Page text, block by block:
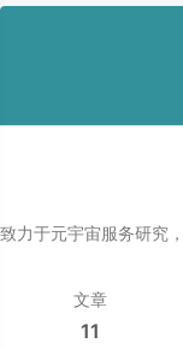
致力于元宇宙服务研究
文章
11